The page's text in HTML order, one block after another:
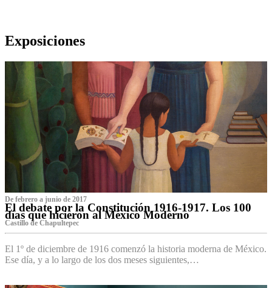
Exposiciones
De febrero a junio de 2017
El debate por la Constitución 1916-1917. Los 100
días que hicieron al México Moderno
Castillo de Chapultepec
El 1º de diciembre de 1916 comenzó la historia moderna de México.
Ese día, y a lo largo de los dos meses siguientes,…